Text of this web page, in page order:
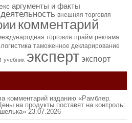
аргументы и факты
внешняя торговля
комментарий
торговля прайм реклама
таможенное декларирование
учебник эксперт экспорт
комментарий изданию «Рамблер.
на продукты поставят на контроль:
23.07.2026